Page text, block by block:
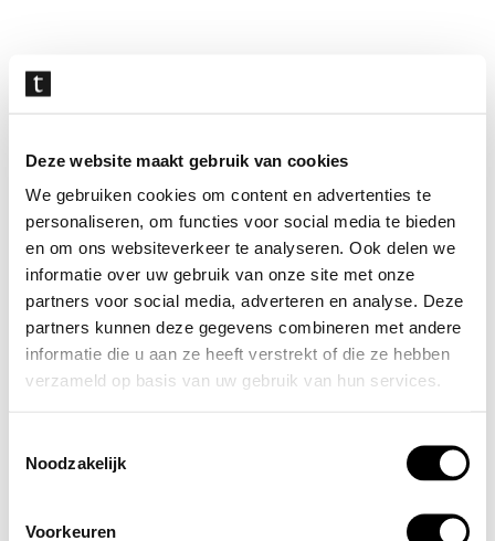
Deze website maakt gebruik van cookies
We gebruiken cookies om content en advertenties te
personaliseren, om functies voor social media te bieden
en om ons websiteverkeer te analyseren. Ook delen we
informatie over uw gebruik van onze site met onze
partners voor social media, adverteren en analyse. Deze
partners kunnen deze gegevens combineren met andere
informatie die u aan ze heeft verstrekt of die ze hebben
verzameld op basis van uw gebruik van hun services.
Noodzakelijk
Voorkeuren
overslaan